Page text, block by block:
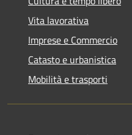
Vita lavorativa
Imprese e Commercio
Catasto e urbanistica
Mobilità e trasporti